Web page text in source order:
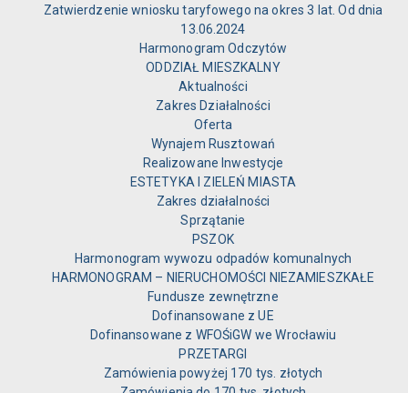
Zatwierdzenie wniosku taryfowego na okres 3 lat. Od dnia
13.06.2024
Harmonogram Odczytów
ODDZIAŁ MIESZKALNY
Aktualności
Zakres Działalności
Oferta
Wynajem Rusztowań
Realizowane Inwestycje
ESTETYKA I ZIELEŃ MIASTA
Zakres działalności
Sprzątanie
PSZOK
Harmonogram wywozu odpadów komunalnych
HARMONOGRAM – NIERUCHOMOŚCI NIEZAMIESZKAŁE
Fundusze zewnętrzne
Dofinansowane z UE
Dofinansowane z WFOŚiGW we Wrocławiu
PRZETARGI
Zamówienia powyżej 170 tys. złotych